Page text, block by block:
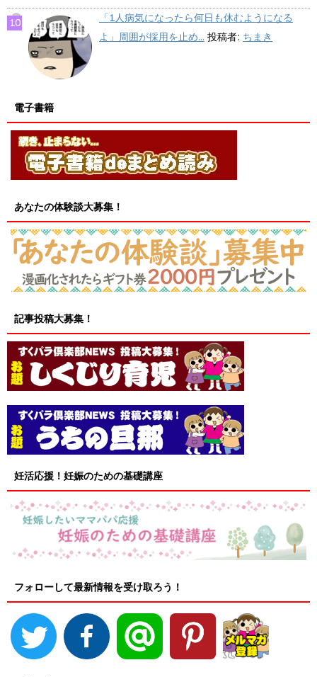
「1人病気になったら何日も休むようになる
よ」周囲が採用を止め... 投稿者: ちまき
電子書籍
あなたの体験談大募集！
記事投稿大募集！
妊活応援！妊娠のための基礎講座
フォローして最新情報を受け取ろう！